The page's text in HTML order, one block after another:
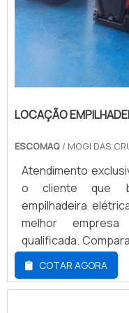
LOCAÇÃO
ESCOMAQ / MOGI DAS
Atendimento
o cliente que
empilhadeira
melhor
qualificada.
empresa da
sofisticação,
um só lugar.
COTAR AGORA